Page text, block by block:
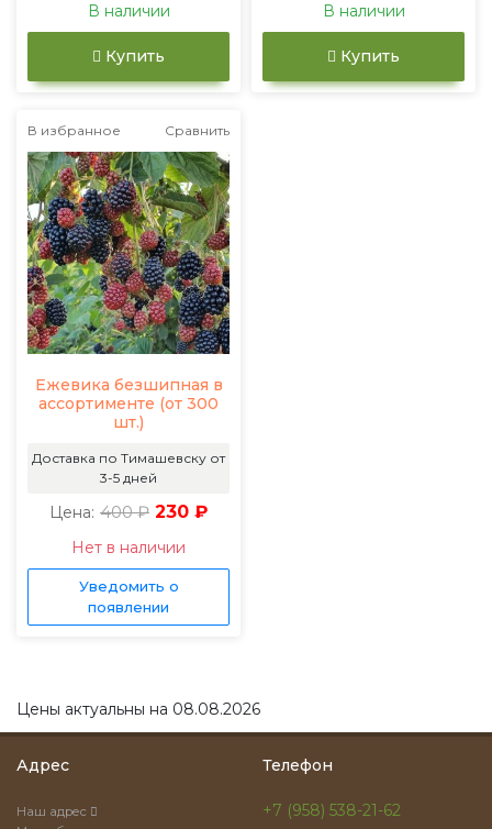
В наличии
Купить
В наличии
Купить
В избранное Сравнить
Ежевика безшипная в
ассортименте (от 300
шт.)
Доставка по Тимашевску от
3-5 дней
Цена: 400 ₽ 230 ₽
Нет в наличии
Уведомить о
появлении
Цены актуальны на 08.08.2026
Адрес
Наш адрес
Телефон
+7 (958) 538-21-62